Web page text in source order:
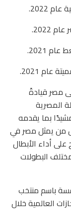
2022.
2022.
2021.
عام 2021.
مصر قيادةً
المصرية
بما يقدمه
من يمثل مصر في
أداء الأبطال
البطولات
باسم منتخب
العالمية خلال